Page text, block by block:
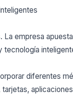
empresa
diferentes